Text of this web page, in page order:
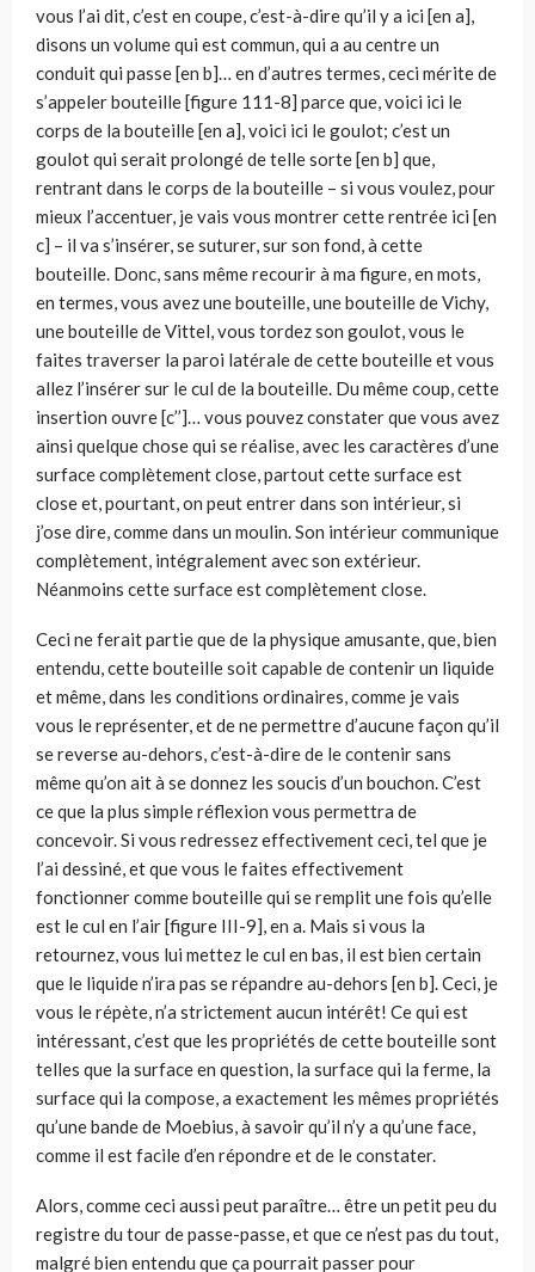
vous l’ai dit, c’est en coupe, c’est-à-dire qu’il y a ici [en a],
disons un volume qui est commun, qui a au centre un
conduit qui passe [en b]… en d’autres termes, ceci mérite de
s’ap­peler bouteille [figure 111-8] parce que, voici ici le
corps de la bouteille [en a], voici ici le goulot; c’est un
goulot qui serait prolongé de telle sorte [en b] que,
rentrant dans le corps de la bouteille – si vous voulez, pour
mieux l’accentuer, je vais vous montrer cette rentrée ici [en
c] – il va s’insérer, se suturer, sur son fond, à cette
bouteille. Donc, sans même recourir à ma figure, en mots,
en termes, vous avez une bouteille, une bouteille de Vichy,
une bouteille de Vittel, vous tordez son goulot, vous le
faites traverser la paroi latérale de cette bouteille et vous
allez l’insérer sur le cul de la bouteille. Du même coup, cette
insertion ouvre [c’’]… vous pouvez constater que vous avez
ainsi quelque chose qui se réalise, avec les caractères d’une
surface complètement close, partout cette sur­face est
close et, pourtant, on peut entrer dans son intérieur, si
j’ose dire, comme dans un moulin. Son intérieur communique
complètement, intégralement avec son extérieur.
Néanmoins cette surface est complètement close.
Ceci ne ferait partie que de la physique amusante, que, bien
entendu, cette bouteille soit capable de contenir un liquide
et même, dans les conditions ordi­naires, comme je vais
vous le représenter, et de ne permettre d’aucune façon qu’il
se reverse au-dehors, c’est-à-dire de le contenir sans
même qu’on ait à se donnez les soucis d’un bouchon. C’est
ce que la plus simple réflexion vous per­mettra de
concevoir. Si vous redressez effectivement ceci, tel que je
l’ai dessiné, et que vous le faites effectivement
fonctionner comme bouteille qui se remplit une fois qu’elle
est le cul en l’air [figure III-9], en a. Mais si vous la
retournez, vous lui mettez le cul en bas, il est bien certain
que le liquide n’ira pas se répandre au-dehors [en b]. Ceci, je
vous le répète, n’a strictement aucun inté­rêt! Ce qui est
intéressant, c’est que les propriétés de cette bouteille sont
telles que la surface en question, la surface qui la ferme, la
surface qui la compose, a exactement les mêmes propriétés
qu’une bande de Moebius, à savoir qu’il n’y a qu’une face,
comme il est facile d’en répondre et de le constater.
Alors, comme ceci aussi peut paraître… être un petit peu du
registre du tour de passe-passe, et que ce n’est pas du tout,
malgré bien entendu que ça pourrait passer pour